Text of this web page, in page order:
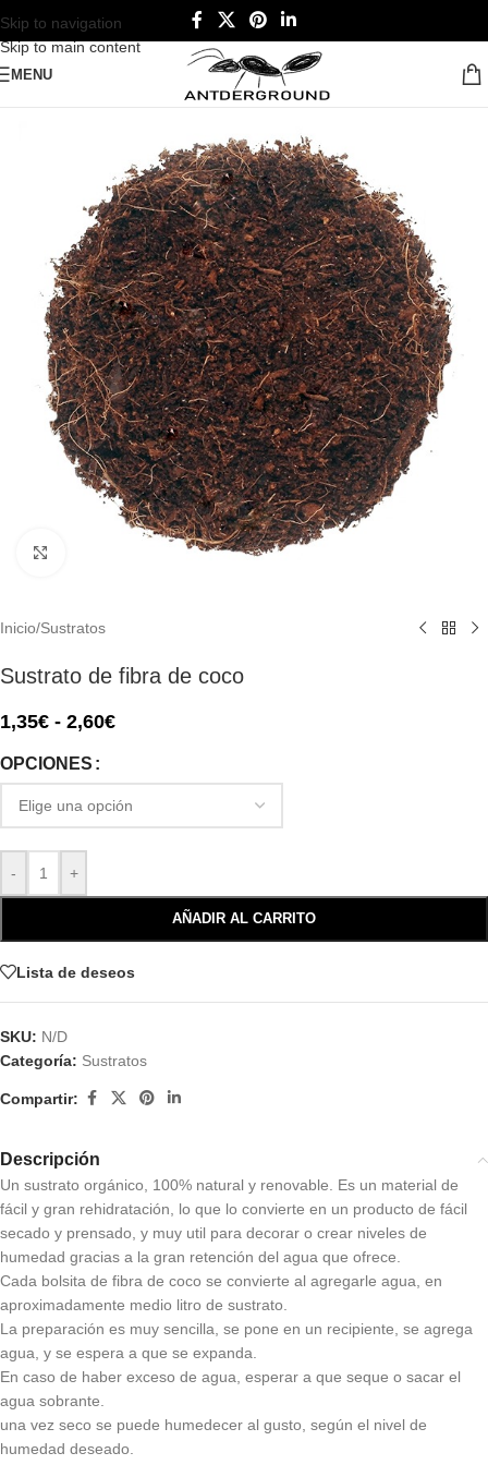
Skip to navigation
Skip to main content
MENU
Inicio/Sustratos
Sustrato de fibra de coco
1,35€ - 2,60€
OPCIONES
- +
AÑADIR AL CARRITO
Lista de deseos
SKU: N/D
Categoría: Sustratos
Compartir:
Descripción
Un sustrato orgánico, 100% natural y renovable. Es un material de
fácil y gran rehidratación, lo que lo convierte en un producto de fácil
secado y prensado, y muy util para decorar o crear niveles de
humedad gracias a la gran retención del agua que ofrece.
Cada bolsita de fibra de coco se convierte al agregarle agua, en
aproximadamente medio litro de sustrato.
La preparación es muy sencilla, se pone en un recipiente, se agrega
agua, y se espera a que se expanda.
En caso de haber exceso de agua, esperar a que seque o sacar el
agua sobrante.
una vez seco se puede humedecer al gusto, según el nivel de
humedad deseado.